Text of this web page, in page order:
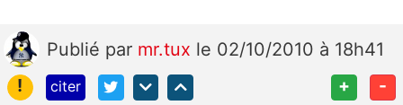
Publié par mr.tux le 02/10/2010 à 18h41
!
citer + -